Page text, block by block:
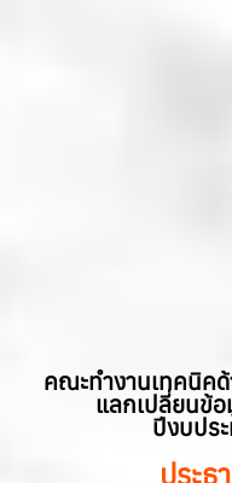
คณะทำงานเทคนิคด้
แลกเปลี่ยนข้อ
ปีงบปร
ประ